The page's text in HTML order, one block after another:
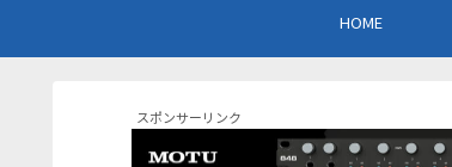
HOME
スポンサーリンク